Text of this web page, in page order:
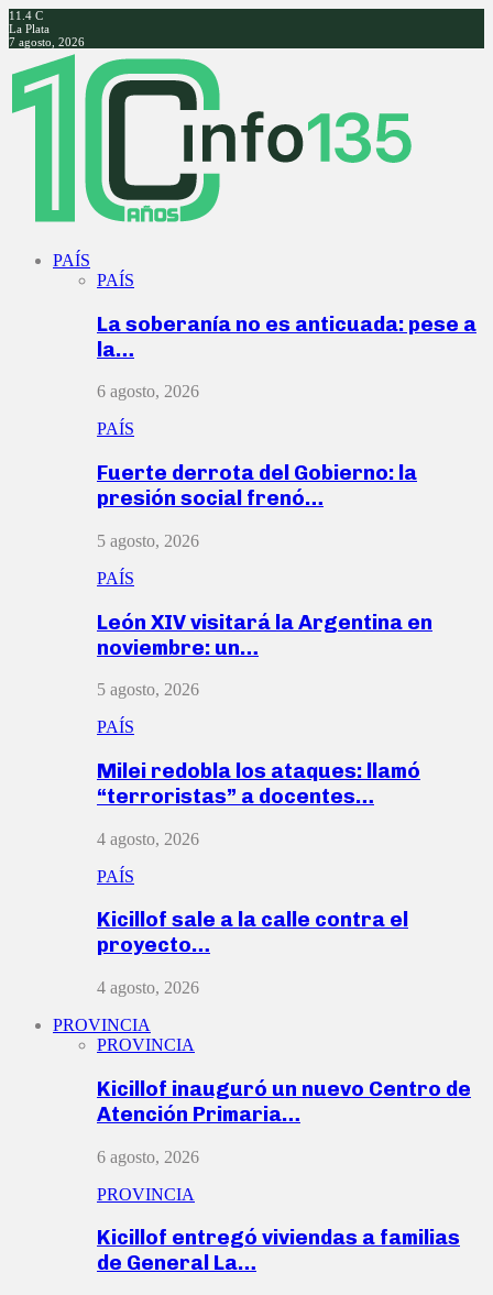
11.4 C
La Plata
7 agosto, 2026
Facebook
Twitter
Instagram
Youtube
PAÍS
PAÍS
La soberanía no es anticuada: pese a
la…
6 agosto, 2026
PAÍS
Fuerte derrota del Gobierno: la
presión social frenó…
5 agosto, 2026
PAÍS
León XIV visitará la Argentina en
noviembre: un…
5 agosto, 2026
PAÍS
Milei redobla los ataques: llamó
“terroristas” a docentes…
4 agosto, 2026
PAÍS
Kicillof sale a la calle contra el
proyecto…
4 agosto, 2026
PROVINCIA
PROVINCIA
Kicillof inauguró un nuevo Centro de
Atención Primaria…
6 agosto, 2026
PROVINCIA
Kicillof entregó viviendas a familias
de General La…